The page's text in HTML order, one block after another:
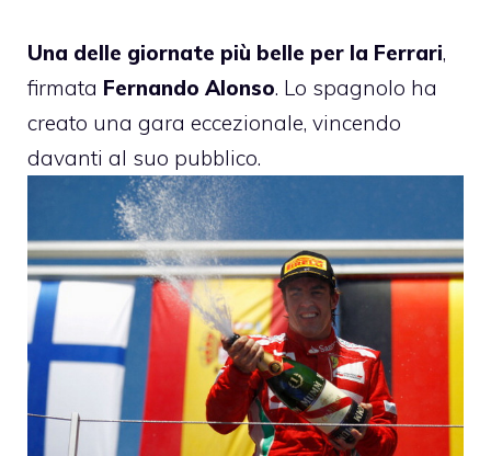
Una delle giornate più belle per la Ferrari,
firmata Fernando Alonso. Lo spagnolo ha
creato una gara eccezionale, vincendo
davanti al suo pubblico.